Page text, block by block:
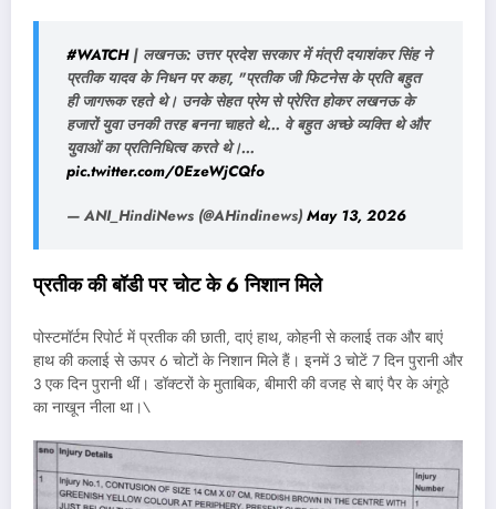
#WATCH| लखनऊ: उत्तर प्रदेश सरकार में मंत्री दयाशंकर सिंह ने
प्रतीक यादव के निधन पर कहा, "प्रतीक जी फिटनेस के प्रति बहुत
ही जागरूक रहते थे। उनके सेहत प्रेम से प्रेरित होकर लखनऊ के
हजारों युवा उनकी तरह बनना चाहते थे… वे बहुत अच्छे व्यक्ति थे और
युवाओं का प्रतिनिधित्व करते थे।…
pic.twitter.com/0EzeWjCQfo
— ANI_HindiNews (@AHindinews) May 13, 2026
प्रतीक की बॉडी पर चोट के 6 निशान मिले
पोस्टमॉर्टम रिपोर्ट में प्रतीक की छाती, दाएं हाथ, कोहनी से कलाई तक और बाएं
हाथ की कलाई से ऊपर 6 चोटों के निशान मिले हैं। इनमें 3 चोटें 7 दिन पुरानी और
3 एक दिन पुरानी थीं। डॉक्टरों के मुताबिक, बीमारी की वजह से बाएं पैर के अंगूठे
का नाखून नीला था।\